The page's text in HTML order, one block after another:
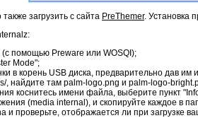
загрузить с сайта PreThemer. Установка
помощью Preware или WOSQI);
Mode";
в корень USB диска, предварительно дав
, найдите там palm-logo.png и palm-logo-
коснитесь имени файла, выберите пункт
(media internal), и скопируйте каждое в
и проверьте, отображается ли при загрузке